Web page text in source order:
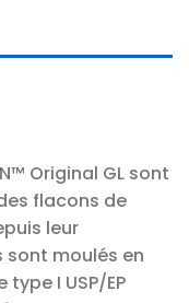
Original GL sont
flacons de
leur
sont moulés en
I USP/EP